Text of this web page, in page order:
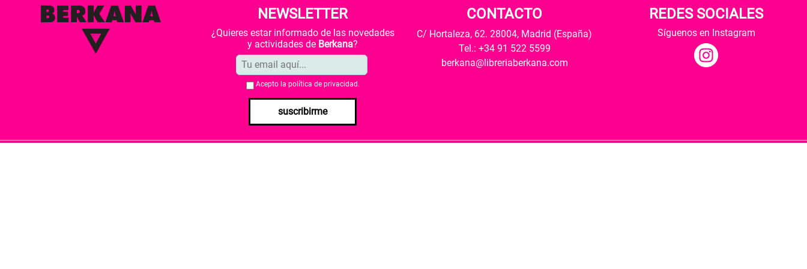
NEWSLETTER
¿Quieres estar informado de las novedades
y actividades de Berkana?
Acepto la política de privacidad .
suscribirme
CONTACTO
C/ Hortaleza, 62. 28004, Madrid (España)
Tel.: +34 91 522 5599
berkana@libreriaberkana.com
REDES SOCIALES
Síguenos en Instagram